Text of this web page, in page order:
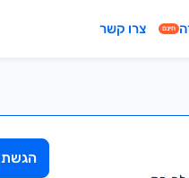
חינם צרו קשר
הגשת